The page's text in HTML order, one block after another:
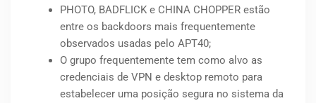
PHOTO, BADFLICK e CHINA CHOPPER estão
entre os backdoors mais frequentemente
observados usadas pelo APT40;
O grupo frequentemente tem como alvo as
credenciais de VPN e desktop remoto para
estabelecer uma posição segura no sistema da